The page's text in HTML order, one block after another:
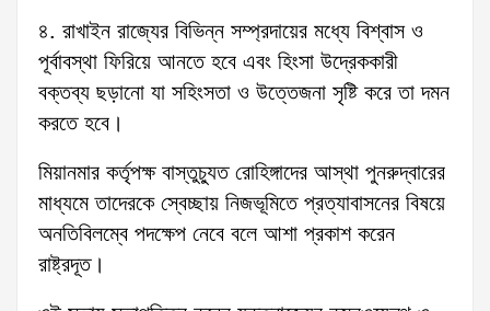
৪. রাখাইন রাজ্যের বিভিন্ন সম্প্রদায়ের মধ্যে বিশ্বাস ও
পূর্বাবস্থা ফিরিয়ে আনতে হবে এবং হিংসা উদ্রেককারী
বক্তব্য ছড়ানো যা সহিংসতা ও উত্তেজনা সৃষ্টি করে তা দমন
করতে হবে।
মিয়ানমার কর্তৃপক্ষ বাস্তুচ্যুত রোহিঙ্গাদের আস্থা পুনরুদ্বারের
মাধ্যমে তাদেরকে স্বেচ্ছায় নিজভূমিতে প্রত্যাবাসনের বিষয়ে
অনতিবিলম্বে পদক্ষেপ নেবে বলে আশা প্রকাশ করেন
রাষ্ট্রদূত।